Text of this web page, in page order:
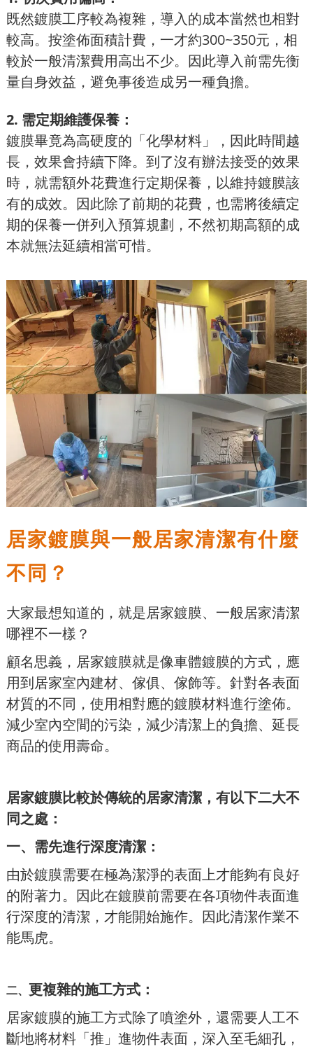
既然鍍膜工序較為複雜，導入的成本當然也相對
較高。按塗佈面積計費，一才約300~350元，相
較於一般清潔費用高出不少。因此導入前需先衡
量自身效益，避免事後造成另一種負擔。
2. 需定期維護保養：
鍍膜畢竟為高硬度的「化學材料」，因此時間越
長，效果會持續下降。到了沒有辦法接受的效果
時，就需額外花費進行定期保養，以維持鍍膜該
有的成效。因此除了前期的花費，也需將後續定
期的保養一併列入預算規劃，不然初期高額的成
本就無法延續相當可惜。
居家鍍膜與一般居家清潔有什麼
不同？
大家最想知道的，就是居家鍍膜、一般居家清潔
哪裡不一樣？
顧名思義，居家鍍膜就是像車體鍍膜的方式，應
用到居家室內建材、傢俱、傢飾等。 針對各表面
材質的不同，使用相對應的鍍膜材料進行塗佈。
減少室內空間的污染，減少清潔上的負擔、延長
商品的使用壽命。
居家鍍膜比較於傳統的居家清潔，有以下二大不
同之處：
一、需先進行深度清潔：
由於鍍膜需要在極為潔淨的表面上才能夠有良好
的附著力。因此在鍍膜前需要在各項物件表面進
行深度的清潔，才能開始施作。因此清潔作業不
能馬虎。
二、 更複雜的施工方式：
居家鍍膜的施工方式除了噴塗外，還需要人工不
斷地將材料「推」進物件表面，深入至毛細孔，